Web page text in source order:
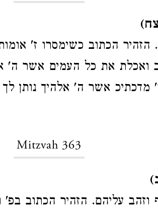
הזהיר הכתוב כשימסרו ז'
ואכלת את כל העמים אשר ה'
מדכתיכ אשר ה' אלהיך נותן
Mitzvah 363
עליהם. הזהיר הכתוב בפ'